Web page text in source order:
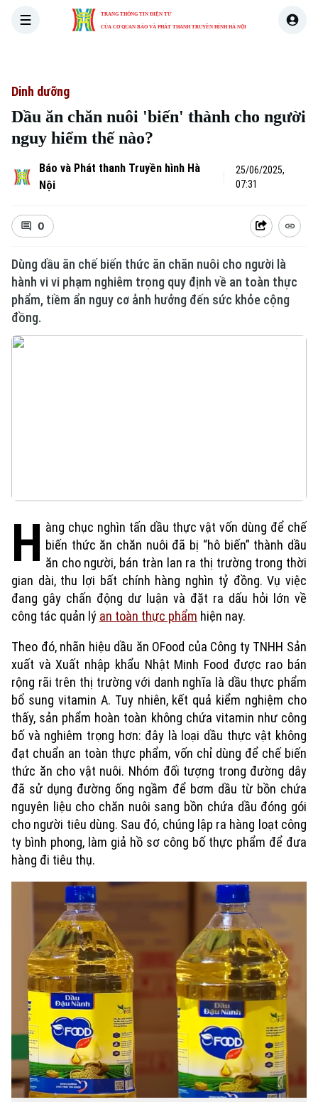
TRANG THÔNG TIN ĐIỆN TỬ
CỦA CƠ QUAN BÁO VÀ PHÁT THANH TRUYỀN HÌNH HÀ NỘI
Xu hướng
Dinh dưỡng
Dầu ăn chăn nuôi 'biến' thành cho người
nguy hiểm thế nào?
Báo và Phát thanh Truyền hình Hà
Nội
25/06/2025,
07:31
0
Dùng dầu ăn chế biến thức ăn chăn nuôi cho người là
hành vi vi phạm nghiêm trọng quy định về an toàn thực
phẩm, tiềm ẩn nguy cơ ảnh hưởng đến sức khỏe cộng
đồng.
H àng chục nghìn tấn dầu thực vật vốn dùng để chế
biến thức ăn chăn nuôi đã bị “hô biến” thành dầu
ăn cho người, bán tràn lan ra thị trường trong thời
gian dài, thu lợi bất chính hàng nghìn tỷ đồng. Vụ việc
đang gây chấn động dư luận và đặt ra dấu hỏi lớn về
công tác quản lý an toàn thực phẩm hiện nay.
Theo đó, nhãn hiệu dầu ăn OFood của Công ty TNHH Sản
xuất và Xuất nhập khẩu Nhật Minh Food được rao bán
rộng rãi trên thị trường với danh nghĩa là dầu thực phẩm
bổ sung vitamin A. Tuy nhiên, kết quả kiểm nghiệm cho
thấy, sản phẩm hoàn toàn không chứa vitamin như công
bố và nghiêm trọng hơn: đây là loại dầu thực vật không
đạt chuẩn an toàn thực phẩm, vốn chỉ dùng để chế biến
thức ăn cho vật nuôi. Nhóm đối tượng trong đường dây
đã sử dụng đường ống ngầm để bơm dầu từ bồn chứa
nguyên liệu cho chăn nuôi sang bồn chứa dầu đóng gói
cho người tiêu dùng. Sau đó, chúng lập ra hàng loạt công
ty bình phong, làm giả hồ sơ công bố thực phẩm để đưa
hàng đi tiêu thụ.